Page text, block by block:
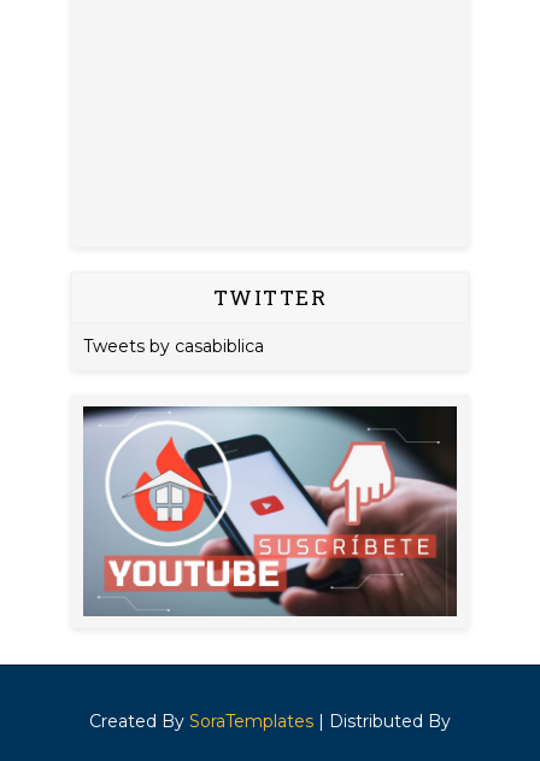
TWITTER
Tweets by casabiblica
Created By SoraTemplates | Distributed By